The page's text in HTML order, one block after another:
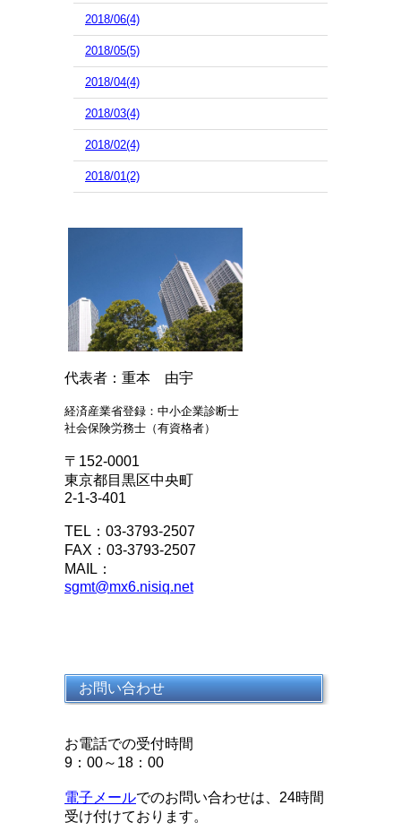
2018/06(4)
2018/05(5)
2018/04(4)
2018/03(4)
2018/02(4)
2018/01(2)
代表者：重本 由宇
経済産業省登録：中小企業診断士
社会保険労務士（有資格者）
〒152-0001
東京都目黒区中央町
2-1-3-401
TEL：03-3793-2507
FAX：03-3793-2507
MAIL：
sgmt@mx6.nisiq.net
お問い合わせ
お電話での受付時間
9：00～18：00
電子メールでのお問い合わせは、24時間
受け付けております。